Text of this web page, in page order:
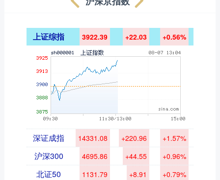
上证综指 3922.39 +22.03 +0.56%
深证成指 14331.08 +220.96 +1.57%
沪深300 4695.86 +44.55 +0.96%
北证50 1131.79 +8.91 +0.79%